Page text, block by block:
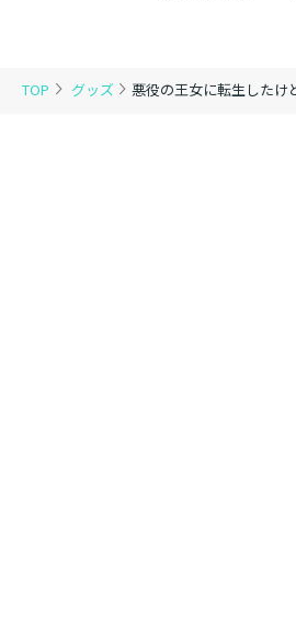
TOP グッズ 悪役の王女に転生したけ